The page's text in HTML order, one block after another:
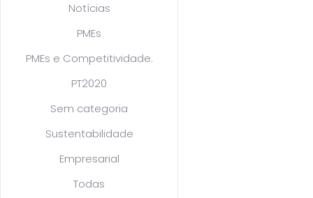
Notícias
PMEs
PMEs e Competitividade.
PT2020
Sem categoria
Sustentabilidade
Empresarial
Todas